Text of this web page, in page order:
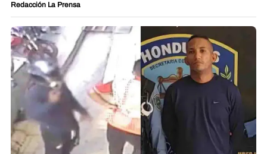
Redacción La Prensa